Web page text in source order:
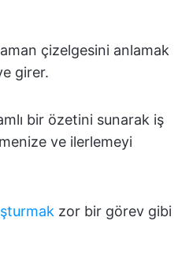
çizelgesini anlamak
girer.
bir özetini sunarak iş
ve ilerlemeyi
zor bir görev gibi